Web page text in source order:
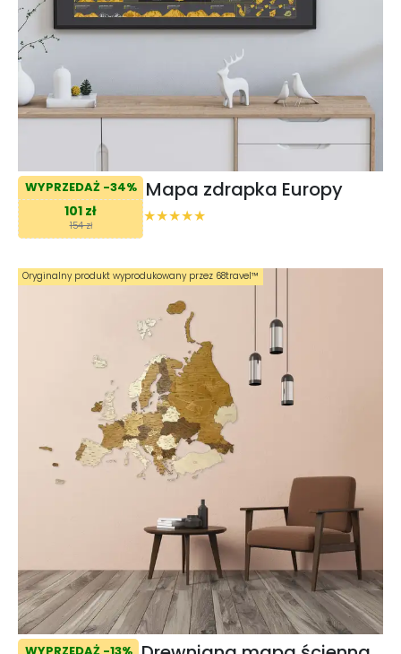
WYPRZEDAŻ -34%
101 zł
154 zł
Mapa zdrapka Europy
WYPRZEDAŻ -13%
Oryginalny produkt wyprodukowany przez 68travel™️